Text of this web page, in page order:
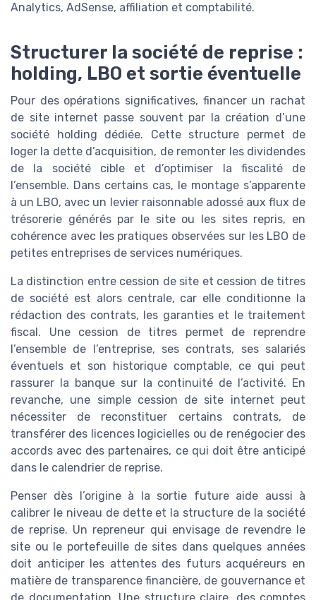
Analytics, AdSense, affiliation et comptabilité.
Structurer la société de reprise :
holding, LBO et sortie éventuelle
Pour des opérations significatives, financer un rachat
de site internet passe souvent par la création d’une
société holding dédiée. Cette structure permet de
loger la dette d’acquisition, de remonter les dividendes
de la société cible et d’optimiser la fiscalité de
l’ensemble. Dans certains cas, le montage s’apparente
à un LBO, avec un levier raisonnable adossé aux flux de
trésorerie générés par le site ou les sites repris, en
cohérence avec les pratiques observées sur les LBO de
petites entreprises de services numériques.
La distinction entre cession de site et cession de titres
de société est alors centrale, car elle conditionne la
rédaction des contrats, les garanties et le traitement
fiscal. Une cession de titres permet de reprendre
l’ensemble de l’entreprise, ses contrats, ses salariés
éventuels et son historique comptable, ce qui peut
rassurer la banque sur la continuité de l’activité. En
revanche, une simple cession de site internet peut
nécessiter de reconstituer certains contrats, de
transférer des licences logicielles ou de renégocier des
accords avec des partenaires, ce qui doit être anticipé
dans le calendrier de reprise.
Penser dès l’origine à la sortie future aide aussi à
calibrer le niveau de dette et la structure de la société
de reprise. Un repreneur qui envisage de revendre le
site ou le portefeuille de sites dans quelques années
doit anticiper les attentes des futurs acquéreurs en
matière de transparence financière, de gouvernance et